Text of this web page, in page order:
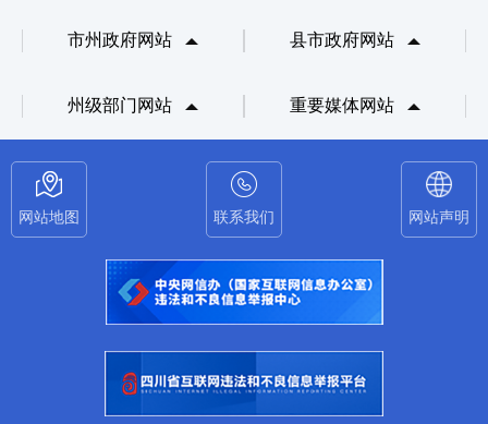
市州政府网站 县市政府网站
州级部门网站 重要媒体网站
网站地图 联系我们 网站声明